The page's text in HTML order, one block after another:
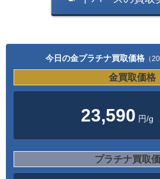
今日の金プラチナ買取価格 （
金買取価格
23,590 円/g
プラチナ買取